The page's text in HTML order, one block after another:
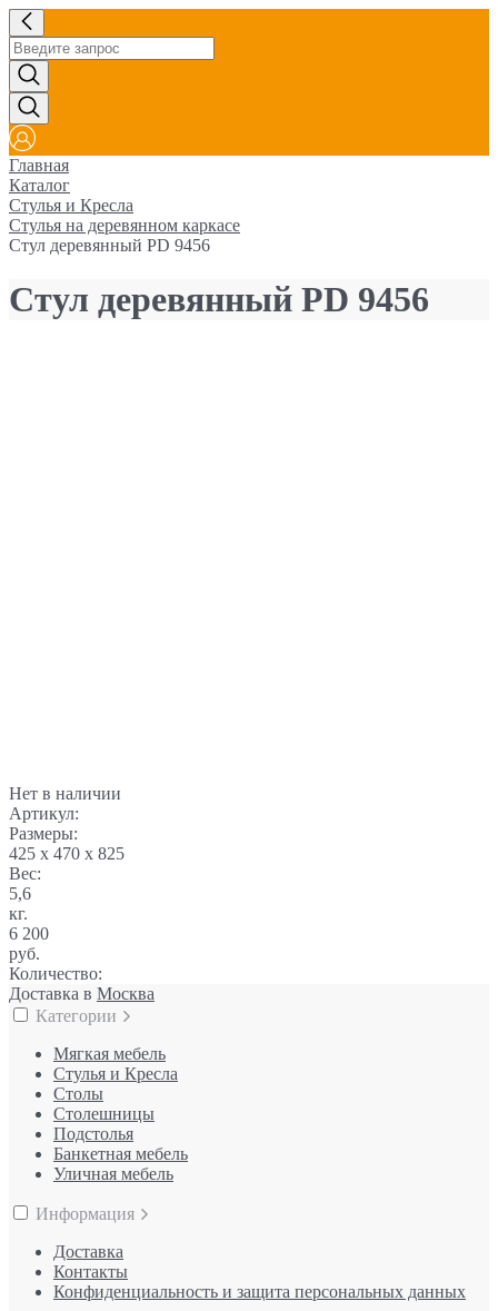
Главная
Каталог
Стулья и Кресла
Стулья на деревянном каркасе
Стул деревянный PD 9456
Стул деревянный PD 9456
Нет в наличии
Артикул:
Размеры:
425 x 470 x 825
Вес:
5,6
кг.
6 200
руб.
Количество:
Доставка в Москва
Категории
Мягкая мебель
Стулья и Кресла
Столы
Столешницы
Подстолья
Банкетная мебель
Уличная мебель
Информация
Доставка
Контакты
Конфиденциальность и защита персональных данных